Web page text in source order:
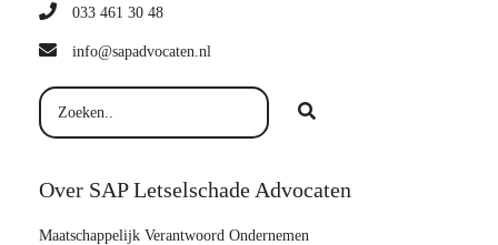
033 461 30 48
info@sapadvocaten.nl
Over SAP Letselschade Advocaten
Maatschappelijk Verantwoord Ondernemen